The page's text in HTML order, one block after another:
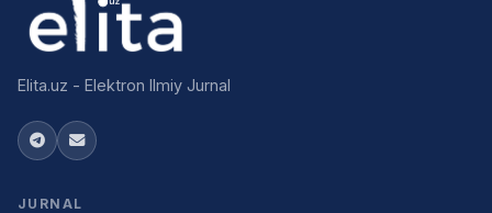
Elita.uz - Elektron Ilmiy Jurnal
JURNAL